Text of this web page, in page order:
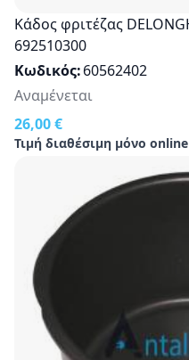
Κάδος φριτέζας DELONGHI F 885 Οriginal
692510300
Κωδικός 60562402
26,00 €
Τιμή διαθέσιμη μόνο online
Αναμένεται